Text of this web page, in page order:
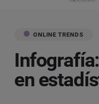
ONLINE TRENDS
en